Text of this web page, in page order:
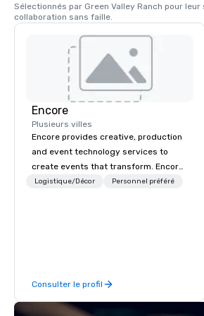
Sélectionnés par Green Valley Ranch pour
collaboration sans faille.
Encore
Plusieurs villes
Encore provides creative, production
and event technology services to
create events that transform. Encore
creates memorable event experiences
creative, advanced technology,
digital, environmental, staging, and
Logistique/Décor Personnel préféré
Consulter le profil